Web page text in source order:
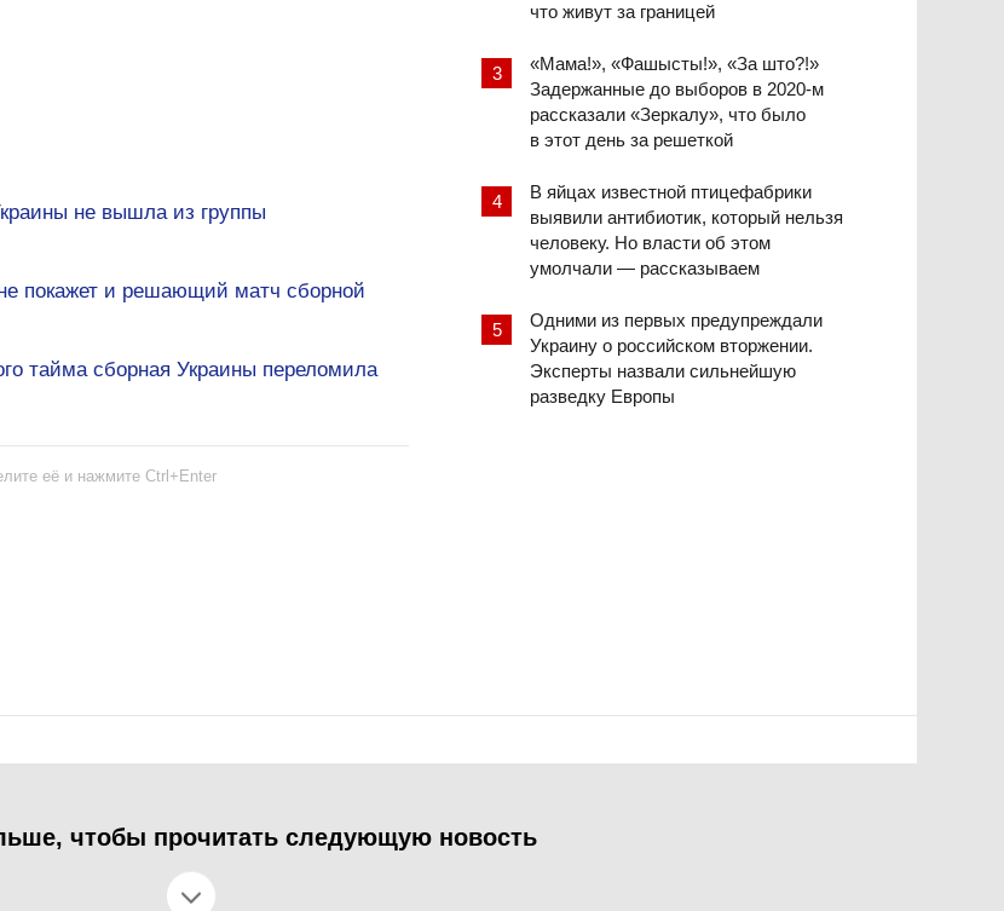
что живут за границей
«Мама!», «Фашысты!», «За што?!»
Задержанные до выборов в 2020-м
рассказали «Зеркалу», что было
в этот день за решеткой
В яйцах известной птицефабрики
выявили антибиотик, который нельзя
человеку. Но власти об этом
умолчали — рассказываем
Одними из первых предупреждали
Украину о российском вторжении.
Эксперты назвали сильнейшую
разведку Европы
не вышла из группы
покажет и решающий матч сборной
тайма сборная Украины переломила
её и нажмите Ctrl+Enter
чтобы прочитать следующую новость